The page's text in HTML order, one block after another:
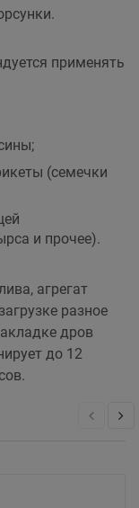
применять
(семечки
и прочее).
агрегат
разное
дров
до 12